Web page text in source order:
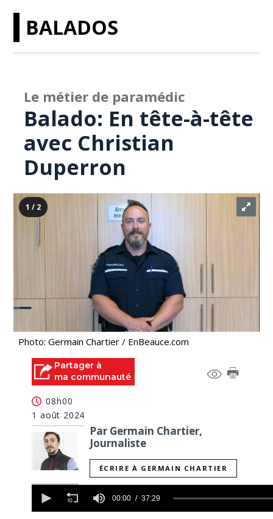
BALADOS
Le métier de paramédic
Balado: En tête-à-tête
avec Christian
Duperron
1 / 2
Photo: Germain Chartier / EnBeauce.com
Partager à
ma communauté
08h00
1 août 2024
Par Germain Chartier,
Journaliste
ÉCRIRE À GERMAIN CHARTIER
seconds
00:00 37:29